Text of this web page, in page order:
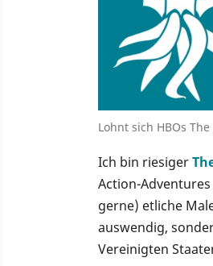
Lohnt sich HBOs
Ich bin riesiger
Action-
gerne) etliche
auswendig,
Vereinigten